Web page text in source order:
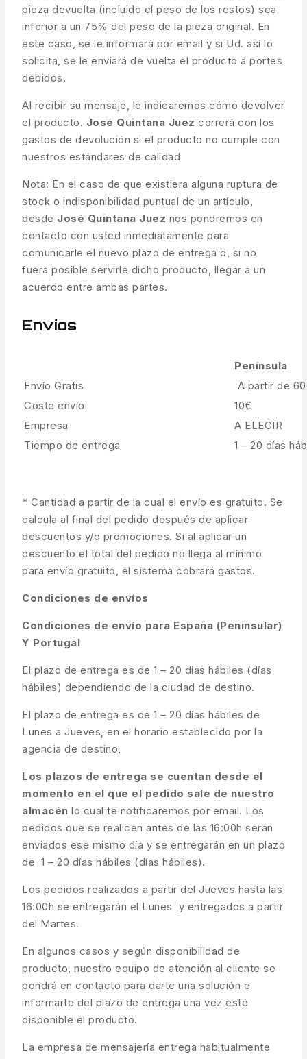
pieza devuelta (incluido el peso de los restos) sea
inferior a un 75% del peso de la pieza original. En
este caso, se le informará por email y si Ud. así lo
solicita, se le enviará de vuelta el producto a portes
debidos.
Al recibir su mensaje, le indicaremos cómo devolver
el producto. José Quintana Juez correrá con los
gastos de devolución si el producto no cumple con
nuestros estándares de calidad
Nota: En el caso de que existiera alguna ruptura de
stock o indisponibilidad puntual de un artículo,
desde José Quintana Juez nos pondremos en
contacto con usted inmediatamente para
comunicarle el nuevo plazo de entrega o, si no
fuera posible servirle dicho producto, llegar a un
acuerdo entre ambas partes.
Envíos
Península
Envío Gratis
A partir de
Coste envío
10€
Empresa
A ELEGIR
Tiempo de entrega
1 – 20 días
* Cantidad a partir de la cual el envío es gratuito. Se
calcula al final del pedido después de aplicar
descuentos y/o promociones. Si al aplicar un
descuento el total del pedido no llega al mínimo
para envío gratuito, el sistema cobrará gastos.
Condiciones de envíos
Condiciones de envío para España (Peninsular)
Y Portugal
El plazo de entrega es de 1 – 20 días hábiles (días
hábiles) dependiendo de la ciudad de destino.
El plazo de entrega es de 1 – 20 días hábiles de
Lunes a Jueves, en el horario establecido por la
agencia de destino,
Los plazos de entrega se cuentan desde el
momento en el que el pedido sale de nuestro
almacén lo cual te notificaremos por email. Los
pedidos que se realicen antes de las 16:00h serán
enviados ese mismo día y se entregarán en un plazo
de 1 – 20 días hábiles (días hábiles).
Los pedidos realizados a partir del Jueves hasta las
16:00h se entregarán el Lunes y entregados a partir
del Martes.
En algunos casos y según disponibilidad de
producto, nuestro equipo de atención al cliente se
pondrá en contacto para darte una solución e
informarte del plazo de entrega una vez esté
disponible el producto.
La empresa de mensajería entrega habitualmente